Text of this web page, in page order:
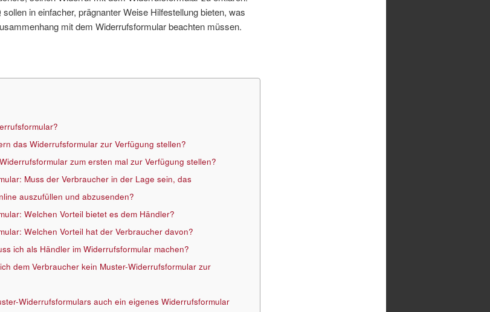
in einfacher, prägnanter Weise Hilfestellung bieten, was
mit dem Widerrufsformular beachten müssen.
das Widerrufsformular zur Verfügung stellen?
zum ersten mal zur Verfügung stellen?
Muss der Verbraucher in der Lage sein, das
auszufüllen und abzusenden?
Welchen Vorteil bietet es dem Händler?
Welchen Vorteil hat der Verbraucher davon?
ich als Händler im Widerrufsformular machen?
dem Verbraucher kein Muster-Widerrufsformular zur
Widerrufsformulars auch ein eigenes Widerrufsformular